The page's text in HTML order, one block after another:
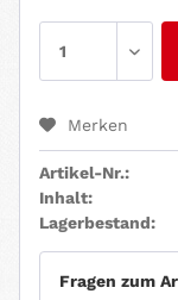
Merken
Artikel-Nr.:
Inhalt:
Lagerbestand:
Fragen zum